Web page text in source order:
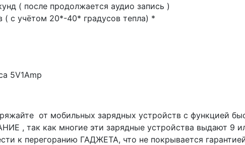
( после продолжается аудио запись )
( с учётом 20*-40* градусов тепла) *
5V1Amp
от мобильных зарядных устройств с функцией
, так как многие эти зарядные устройства выдают 9
к перегоранию ГАДЖЕТА, что не покрывается